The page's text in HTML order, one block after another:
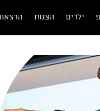
ילדים הצגות